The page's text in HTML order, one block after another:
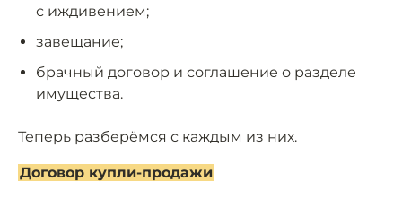
с иждивением;
завещание;
брачный договор и соглашение о разделе
имущества.
Теперь разберёмся с каждым из них.
Договор купли-продажи